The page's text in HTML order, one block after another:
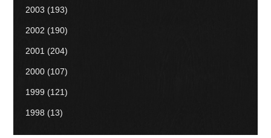
2003 (193)
2002 (190)
2001 (204)
2000 (107)
1999 (121)
1998 (13)